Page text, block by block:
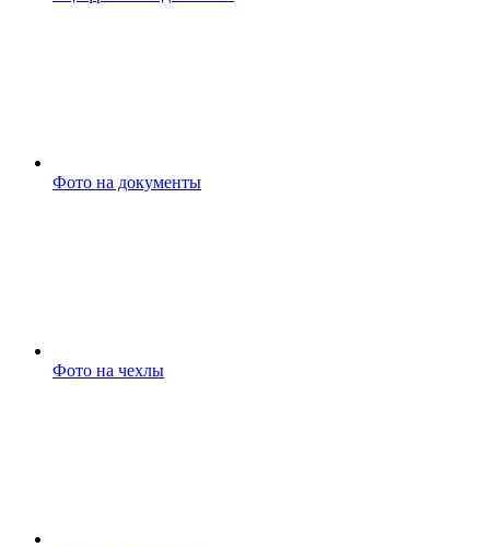
Фото на документы
Фото на чехлы